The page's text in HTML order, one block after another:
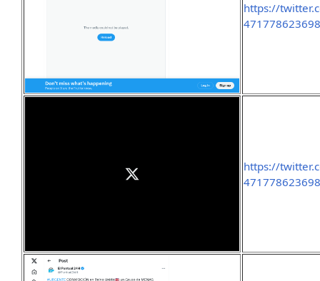
https://
https://